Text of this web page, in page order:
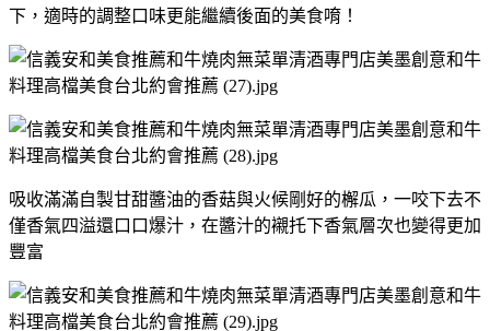
下，適時的調整口味更能繼續後面的美食唷！
吸收滿滿自製甘甜醬油的香菇與火候剛好的檞瓜，一咬下去不
僅香氣四溢還口口爆汁，在醬汁的襯托下香氣層次也變得更加
豐富